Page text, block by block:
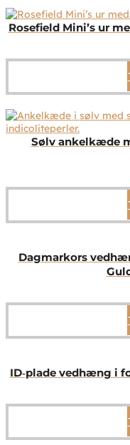
Rosefield Mini’s ur
Sølv ankelkæde
Dagmarkors
ID‑plade vedhæng i